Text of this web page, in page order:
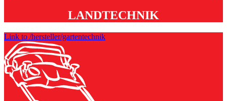
LANDTECHNIK
Link to /hersteller/gartentechnik